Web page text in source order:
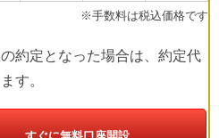
※手数料は税込価格です
約定となった場合は、約定代
す。